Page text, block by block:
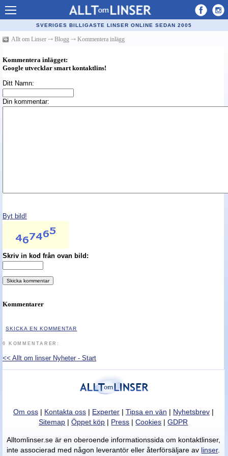
Allt om Linser
Billiga kontaktlinser
Köpa linser på nätet
Nyheter - linser
SVERIGES BILLIGASTE LINSER ONLINE SEDAN 2005
Allt om Linser ⤏ Blogg ⤏ Kommentera inlägg
Kommentera inlägget:
Google utvecklar smart kontaktlins!
Ditt Namn:
Din kommentar:
Byt bild!
Skriv in kod från ovan bild:
Kommentarer
SKICKA EN KOMMENTAR
0 KOMMENTARER:
<< Allt om linser Nyheter - Start
Om oss| Kontakta oss| Experter| Tipsa en vän | Nyhetsbrev|
Sitemap |Öppet köp | Press |Cookies |GDPR
Alltomlinser.se är en oberoende informationssida om kontaktlinser,
inte associerad med någon leverantör eller återförsäljare av linser.